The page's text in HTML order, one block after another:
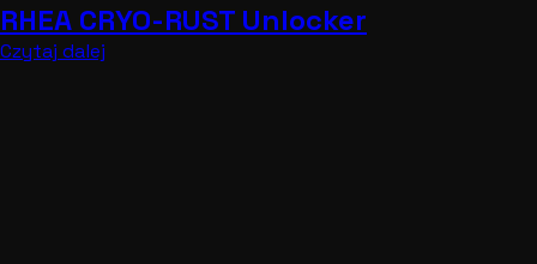
RHEA CRYO-RUST Unlocker
Czytaj dalej